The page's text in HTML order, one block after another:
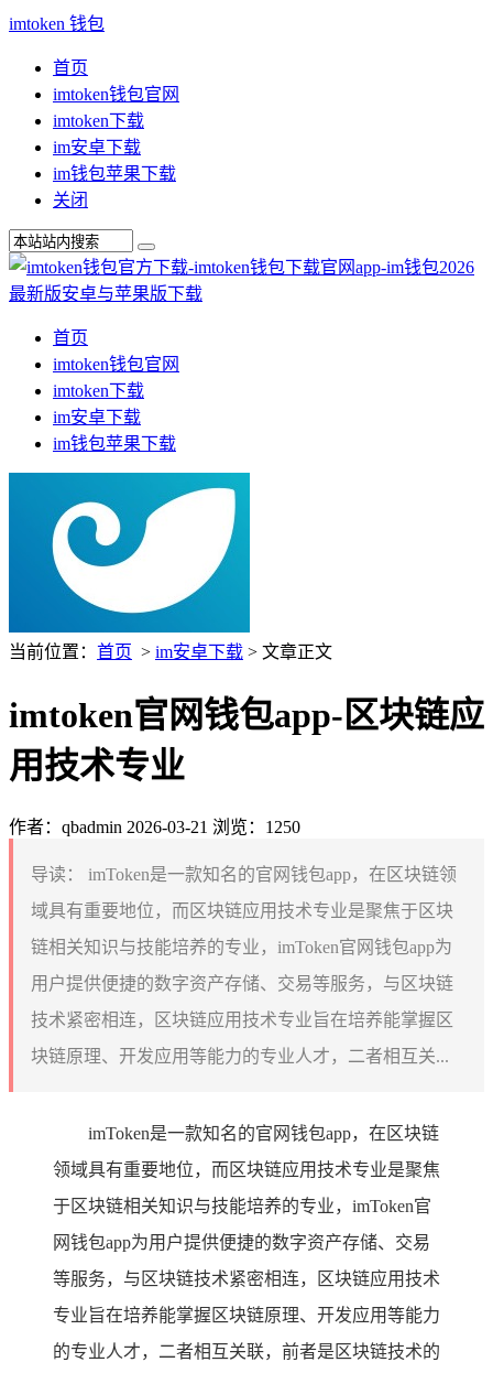
imtoken 钱包
首页
imtoken钱包官网
imtoken下载
im安卓下载
im钱包苹果下载
关闭
首页
imtoken钱包官网
imtoken下载
im安卓下载
im钱包苹果下载
当前位置： 首页 > im安卓下载 > 文章正文
imtoken官网钱包app-区块链应
用技术专业
作者：qbadmin 2026-03-21 浏览：1250
导读：
imToken是一款知名的官网钱包app，在区块链领
域具有重要地位，而区块链应用技术专业是聚焦于区块
链相关知识与技能培养的专业，imToken官网钱包app为
用户提供便捷的数字资产存储、交易等服务，与区块链
技术紧密相连，区块链应用技术专业旨在培养能掌握区
块链原理、开发应用等能力的专业人才，二者相互关...
imToken是一款知名的官网钱包app，在区块链
领域具有重要地位，而区块链应用技术专业是聚焦
于区块链相关知识与技能培养的专业，imToken官
网钱包app为用户提供便捷的数字资产存储、交易
等服务，与区块链技术紧密相连，区块链应用技术
专业旨在培养能掌握区块链原理、开发应用等能力
的专业人才，二者相互关联，前者是区块链技术的